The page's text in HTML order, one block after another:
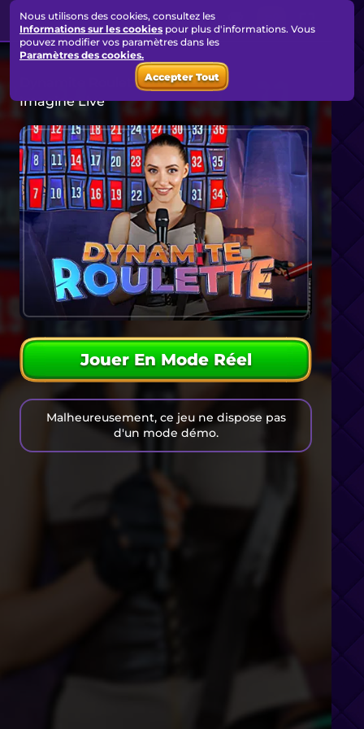
Dynamite Roulette
Imagine Live
Jouer En Mode Réel
Malheureusement, ce jeu ne dispose pas
d'un mode démo.
Nous utilisons des cookies, consultez les
Informations sur les cookies pour plus d'informations. Vous
pouvez modifier vos paramètres dans les
Paramètres des cookies.
Accepter Tout